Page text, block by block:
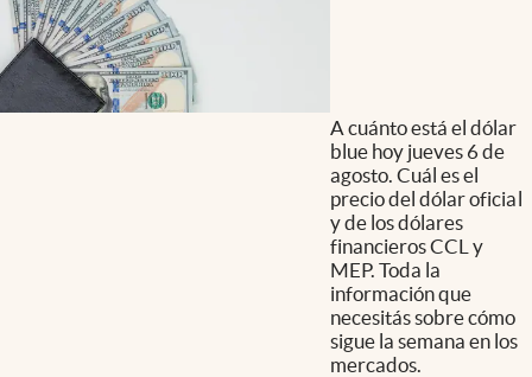
A cuánto está el dólar
blue hoy jueves 6 de
agosto. Cuál es el
precio del dólar oficial
y de los dólares
financieros CCL y
MEP. Toda la
información que
necesitás sobre cómo
sigue la semana en los
mercados.